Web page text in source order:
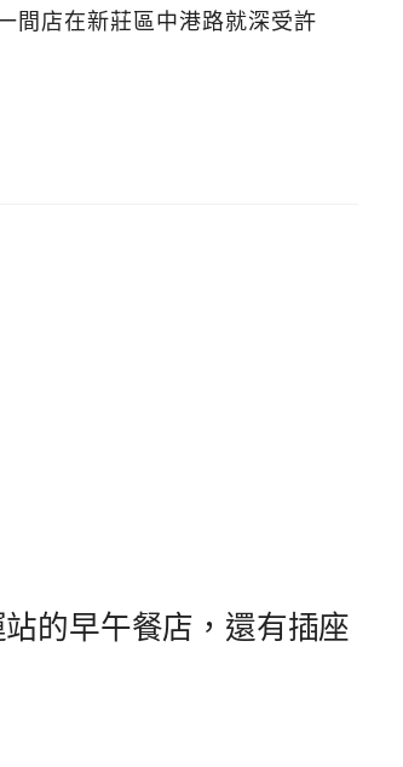
間店在新莊區中港路就深受許
的早午餐店，還有插座